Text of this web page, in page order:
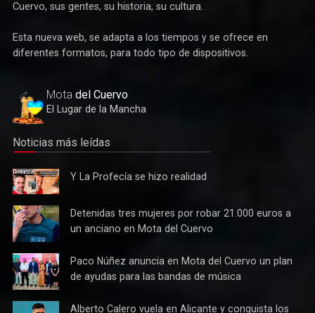
Deportes
Cultura
el XII Certamen Regional "Villa Cervantina"
novedades, eventos, ... sobre todos los aspectos de Mota del
Esta nueva web, se adapta a los tiempos y se ofrece en
Motadel Cuervo
Y La
Profecía
se hizo
realidad
Detenidas
tres
mujeres
por robar
21.000
euros a
Detenidas tres mujeres por robar 21.000 euros a
Paco
Núñez
anuncia
Paco Núñez anuncia en Mota del Cuervo un plan